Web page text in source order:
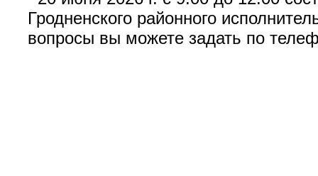
Гродненского районного
вопросы вы можете задать по